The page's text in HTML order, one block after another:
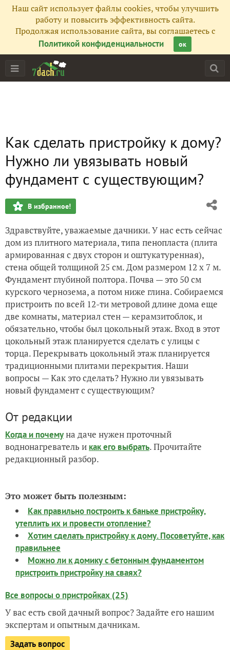
Наш сайт использует файлы cookies, чтобы улучшить
работу и повысить эффективность сайта.
Продолжая использование сайта, вы соглашаетесь с
Политикой конфиденциальности
ок
Как сделать пристройку к дому?
Нужно ли увязывать новый
фундамент с существующим?
В избранное!
Здравствуйте, уважаемые дачники. У нас есть сейчас
дом из плитного материала, типа пенопласта (плита
армированная с двух сторон и оштукатуренная),
стена общей толщиной 25 см. Дом размером 12 х 7 м.
Фундамент глубиной полтора. Почва — это 50см
курского чернозема, а потом ниже глина. Собираемся
пристроить по всей 12-ти метровой длине дома еще
две комнаты, материал стен — керамзитоблок, и
обязательно, чтобы был цокольный этаж. Вход в этот
цокольный этаж планируется сделать с улицы с
торца.Перекрывать цокольный этаж планируется
традиционными плитами перекрытия.Наши
вопросы —Как этосделать? Нужно ли увязывать
новыйфундамент с существующим?
От редакции
Когда и почемуна даче нужен проточный
воднонагреватель и как его выбрать. Прочитайте
редакционный разбор.
Это может быть полезным:
Как правильно построить к баньке пристройку,
утеплить их и провести отопление?
Хотим сделать пристройку к дому. Посоветуйте, как
правильнее
Можно ли к домику с бетонным фундаментом
пристроить пристройку на сваях?
Все вопросы о пристройках (25)
У вас есть свой дачный вопрос? Задайте его нашим
экспертам и опытным дачникам.
Задать вопрос